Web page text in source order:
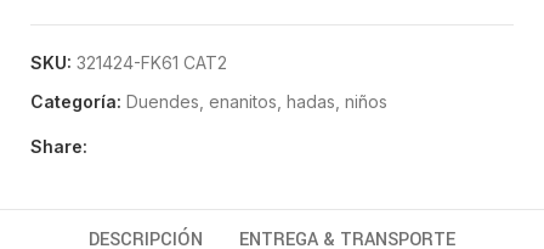
SKU: 321424-FK61 CAT2
Categoría: Duendes, enanitos, hadas, niños
Share:
DESCRIPCIÓN ENTREGA & TRANSPORTE